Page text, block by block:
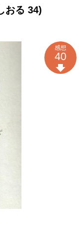
おる 34)
感想
40